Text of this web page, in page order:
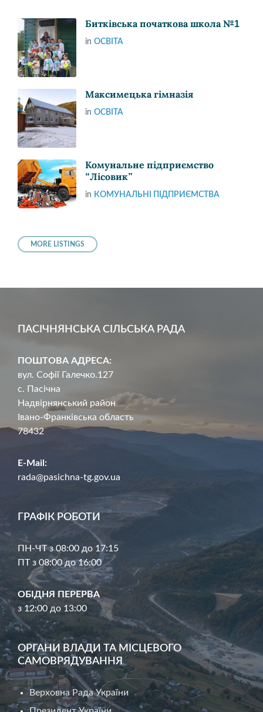
Битківська початкова школа №1
in ОСВІТА
Максимецька гімназія
in ОСВІТА
Комунальне підприємство
“Лісовик”
in КОМУНАЛЬНІ ПІДПРИЄМСТВА
MORE LISTINGS
ПАСІЧНЯНСЬКА СІЛЬСЬКА РАДА
ПОШТОВА АДРЕСА:
вул. Софії Галечко.127
с. Пасічна
Надвірнянський район
Івано-Франківська область
78432
E-Mail:
rada@pasichna-tg.gov.ua
ГРАФІК РОБОТИ
ПН-ЧТ з 08:00 до 17:15
ПТ з 08:00 до 16:00
ОБІДНЯ ПЕРЕРВА
з 12:00 до 13:00
ОРГАНИ ВЛАДИ ТА МІСЦЕВОГО
САМОВРЯДУВАННЯ
Верховна Рада України